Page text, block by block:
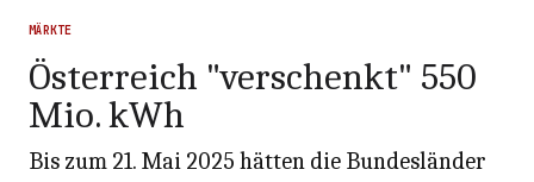
MÄRKTE
Österreich "verschenkt" 550
Mio. kWh
Bis zum 21. Mai 2025 hätten die Bundesländer